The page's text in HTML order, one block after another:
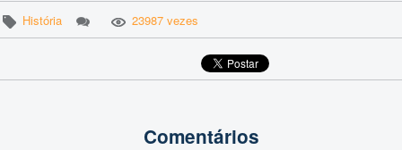
História 23987 vezes
Comentários